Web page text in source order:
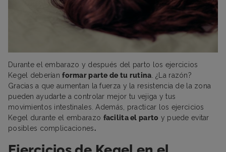
Durante el embarazo y después del parto los ejercicios
Kegel deberíanformar parte de tu rutina. ¿La razón?
Gracias a que aumentan la fuerza y la resistencia de la zona
pueden ayudarte a controlar mejor tu vejiga y tus
movimientos intestinales. Además, practicar los ejercicios
Kegel durante el embarazo facilita el parto y puede evitar
posibles complicaciones.